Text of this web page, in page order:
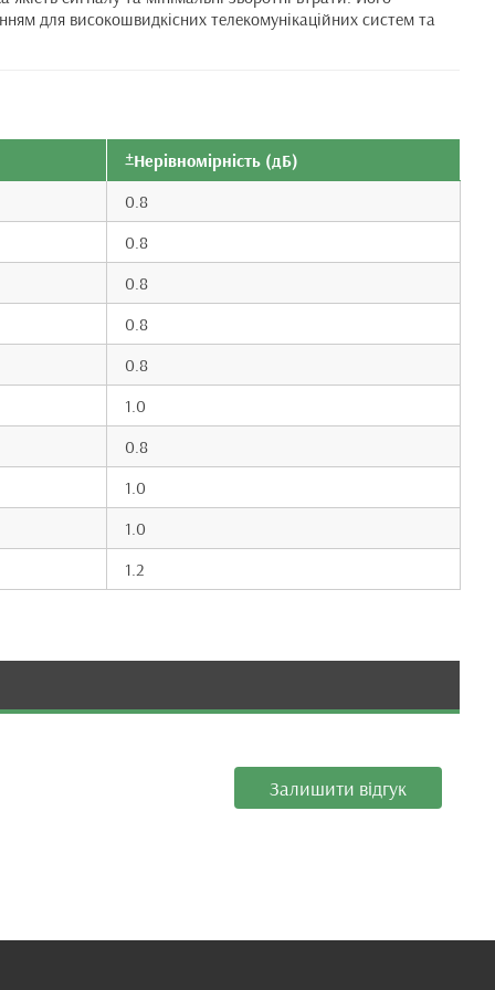
для високошвидкісних телекомунікаційних систем та
±Нерівномірність (дБ)
0.8
0.8
0.8
0.8
0.8
1.0
0.8
1.0
1.0
1.2
Залишити відгук